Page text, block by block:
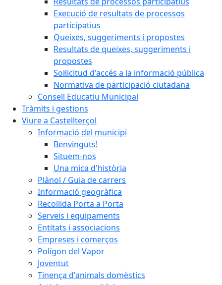
Execució de resultats de processos
participatius
Queixes, suggeriments i propostes
Resultats de queixes, suggeriments i
propostes
Sol·licitud d'accés a la informació pública
Normativa de participació ciutadana
Consell Educatiu Municipal
Tràmits i gestions
Viure a Castellterçol
Informació del municipi
Benvinguts!
Situem-nos
Una mica d'història
Plànol / Guia de carrers
Informació geogràfica
Recollida Porta a Porta
Serveis i equipaments
Entitats i associacions
Empreses i comerços
Polígon del Vapor
Joventut
Tinença d'animals domèstics